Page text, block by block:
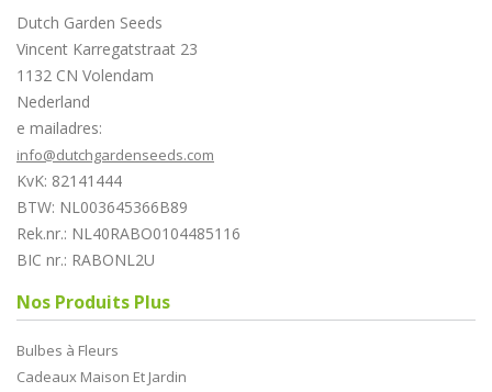
Dutch Garden Seeds
Vincent Karregatstraat 23
1132 CN Volendam
Nederland
e mailadres:
info@dutchgardenseeds.com
KvK: 82141444
BTW: NL003645366B89
Rek.nr.: NL40RABO0104485116
BIC nr.: RABONL2U
Nos Produits Plus
Bulbes à Fleurs
Cadeaux Maison Et Jardin